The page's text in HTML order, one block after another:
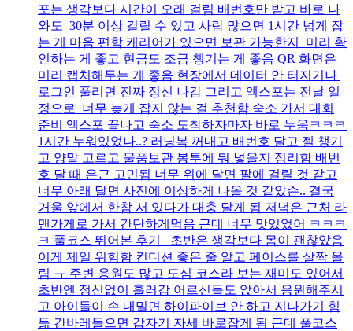
포는 생각보다 시간이 오래 걸림 배번호만 받고 바로 나
와도 30분 이상 걸릴 수 있고 사람 많으면 1시간 넘게 잡
는 게 마음 편함 캐리어가 있으면 보관 가능한지 미리 확
인하는 게 좋고 현금도 조금 챙기는 게 좋음 QR 화면은
미리 캡처해두는 게 좋음 현장에서 데이터 안 터지거나
로그인 풀리면 진짜 정신 나감 그리고 엑스포는 전날 일
정으로 너무 늦게 잡지 않는 걸 추천함 숙소 가서 대회
준비 엑스포 끝나고 숙소 도착하자마자 바로 누움ㅋㅋㅋ
1시간 누워있었나..? 러닝복 꺼내고 배번호 달고 젤 챙기
고 양말 고르고 물품보관 봉투에 뭐 넣을지 정리함 배번
호 달 때 은근 고민됨 너무 위에 달면 팔에 걸릴 것 같고
너무 아래 달면 사진에 이상하게 나올 것 같았슨.. 결국
거울 앞에서 한참 서 있다가 대충 달게 됨 저녁은 근처 라
맨가게로 가서 간단하게먹음 근데 너무 맛있었어 ㅋㅋㅋ
ㅋ 풀코스 뛰어본 후기 초반은 생각보다 몸이 괜찮았음
이게 제일 위험함 컨디션 좋은 줄 알고 페이스를 살짝 올
림 ㅠ 주변 응원도 많고 도심 코스라 보는 재미도 있어서
초반엔 정신없이 흘러감 어르신들도 앉아서 응원해주시
고 아이들이 손 내밀면 하이파이브 안 하고 지나가기 힘
듦 간바레들으면 갑자기 자세 바로잡게 됨 근데 풀코스